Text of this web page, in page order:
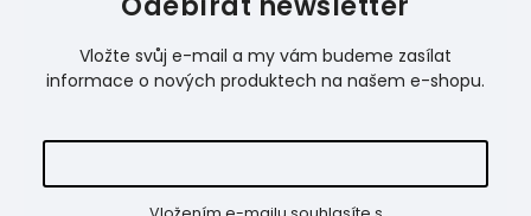
Vložte svůj e-mail a my vám budeme zasílat
informace o nových produktech na našem e-shopu.